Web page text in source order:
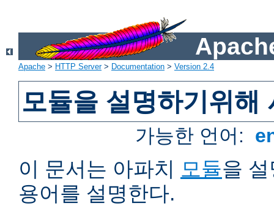
Apache > HTTP Server> Documentation > Version 2.4
모듈을 설명하기위해
가능한 언어:
이 문서는 아파치 모듈을
용어를 설명한다.